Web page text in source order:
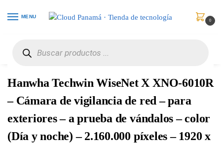
MENU
0
Hanwha Techwin WiseNet X XNO-6010R
– Cámara de vigilancia de red – para
exteriores – a prueba de vándalos – color
(Día y noche) – 2.160.000 píxeles – 1920 x